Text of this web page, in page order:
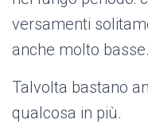
versamenti
anche molto basse.
Talvolta bastano
qualcosa in più.